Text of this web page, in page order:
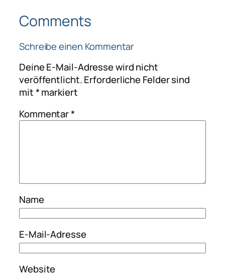
Comments
Schreibe einen Kommentar
Deine E-Mail-Adresse wird nicht
veröffentlicht.Erforderliche Felder sind
mit*markiert
Kommentar*
Name
E-Mail-Adresse
Website